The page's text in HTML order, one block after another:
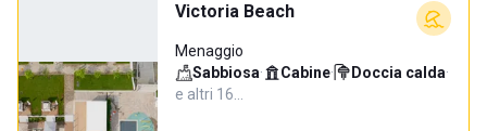
Victoria Beach
Menaggio
Sabbiosa· Cabine· Doccia calda·
e altri 16…